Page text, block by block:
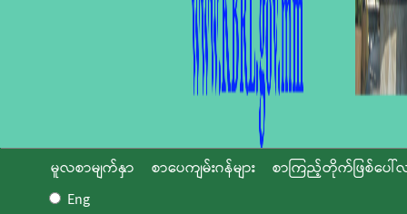
မူလစာမျက်နှာ စာပေကျမ်းဂန်များ
စာကြည့်တိုက်ဖြစ်ပေါ်
Eng